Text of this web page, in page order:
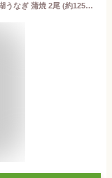
【ふるさと納税】食品添加物不使用の 浜名湖うなぎ 蒲焼 2尾 (約125g×2)_ うなぎ 鰻 ウナギ 浜名湖 浜名湖産 国産 静岡県 湖西市 ふるさと 惣菜 おかず 人気 美味しい 蒲焼き かば焼き 【配送不可地域：離島】【1472420】